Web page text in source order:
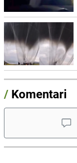
/ Komentari